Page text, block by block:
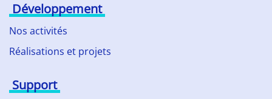
Développement
Nos activités
Réalisations et projets
Support